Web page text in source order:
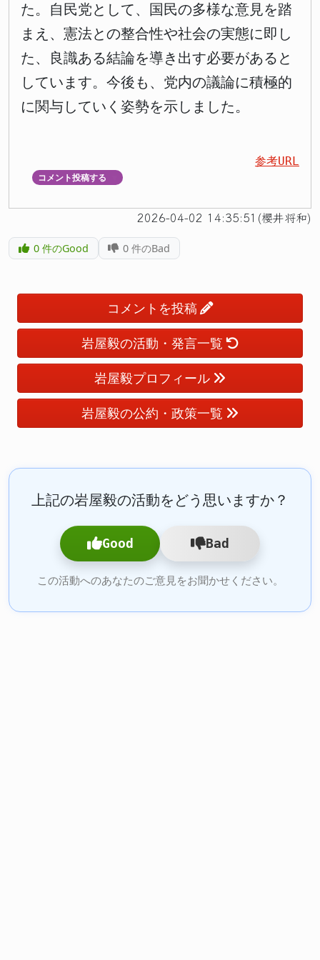
た。自民党として、国民の多様な意見を踏
まえ、憲法との整合性や社会の実態に即し
た、良識ある結論を導き出す必要があると
しています。今後も、党内の議論に積極的
に関与していく姿勢を示しました。
参考URL
コメント投稿する
2026-04-02 14:35:51(櫻井将和)
0件のGood 0 件のBad
コメントを投稿
岩屋毅の活動・発言一覧
岩屋毅プロフィール
岩屋毅の公約・政策一覧
上記の岩屋毅の活動をどう思いますか？
Good Bad
この活動へのあなたのご意見をお聞かせください。